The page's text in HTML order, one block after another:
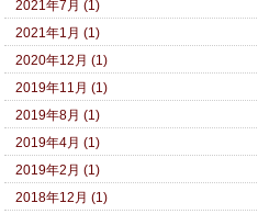
2021年7月 (1)
2021年1月 (1)
2020年12月 (1)
2019年11月 (1)
2019年8月 (1)
2019年4月 (1)
2019年2月 (1)
2018年12月 (1)